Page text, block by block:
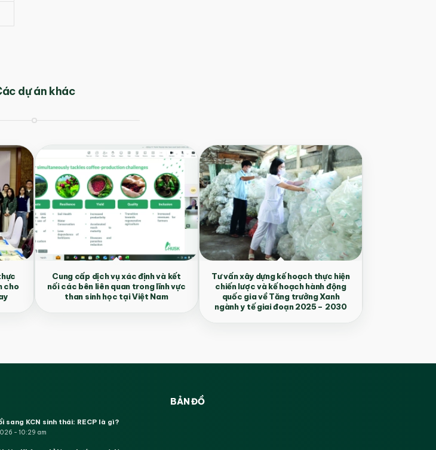
dự án khác
cho
Cung cấp dịch vụ xác định và kết
nối các bên liên quan trong lĩnh vực
than sinh học tại Việt Nam
Tư vấn xây dựng kế hoạch thực hiện
chiến lược và kế hoạch hành động
quốc gia về Tăng trưởng Xanh
ngành y tế giai đoạn 2025 – 2030
sang KCN sinh thái: RECP là gì?
- 10:29 am
BẢN ĐỒ